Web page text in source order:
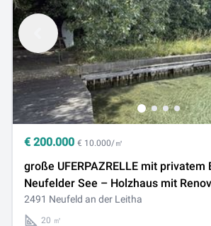
€ 200.000 € 10.000/㎡
große UFERPAZRELLE mit privatem
Neufelder See – Holzhaus mit
beim Yachtclub auf Pachtgrund zu
2491 Neufeld an der Leitha
20 ㎡